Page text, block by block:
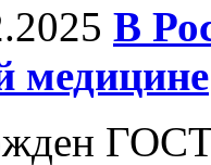
В
медицине